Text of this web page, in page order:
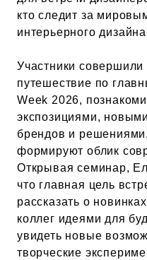
кто следит за
интерьерного
Участники совершили
путешествие по
Week 2026,
экспозициями,
брендов и
формируют облик
Открывая семинар,
что главная цель
рассказать о
коллег идеями для
увидеть новые
творческие